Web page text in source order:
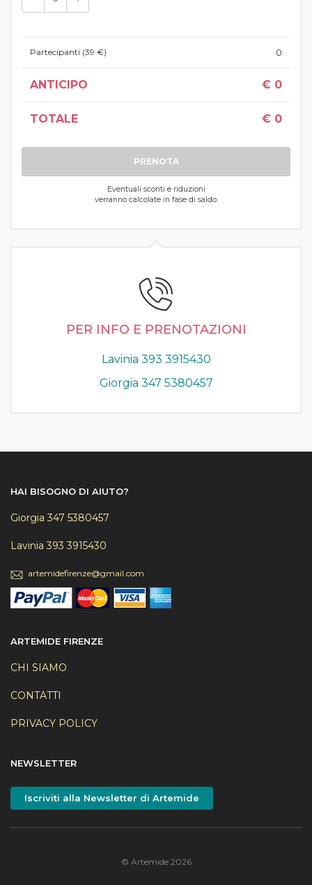
Partecipanti (39 €) 0
ANTICIPO € 0
TOTALE € 0
PRENOTA
Eventuali sconti e riduzioni
verranno calcolate in fase di saldo.
PER INFO E PRENOTAZIONI
Lavinia 393 3915430
Giorgia 347 5380457
HAI BISOGNO DI AIUTO?
Giorgia 347 5380457
Lavinia 393 3915430
artemidefirenze@gmail.com
ARTEMIDE FIRENZE
CHI SIAMO
CONTATTI
PRIVACY POLICY
NEWSLETTER
Iscriviti alla Newsletter di Artemide
© Artemide 2026